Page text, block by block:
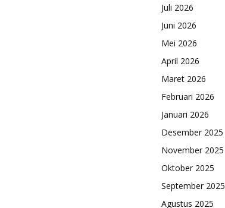
Juli 2026
Juni 2026
Mei 2026
April 2026
Maret 2026
Februari 2026
Januari 2026
Desember 2025
November 2025
Oktober 2025
September 2025
Agustus 2025